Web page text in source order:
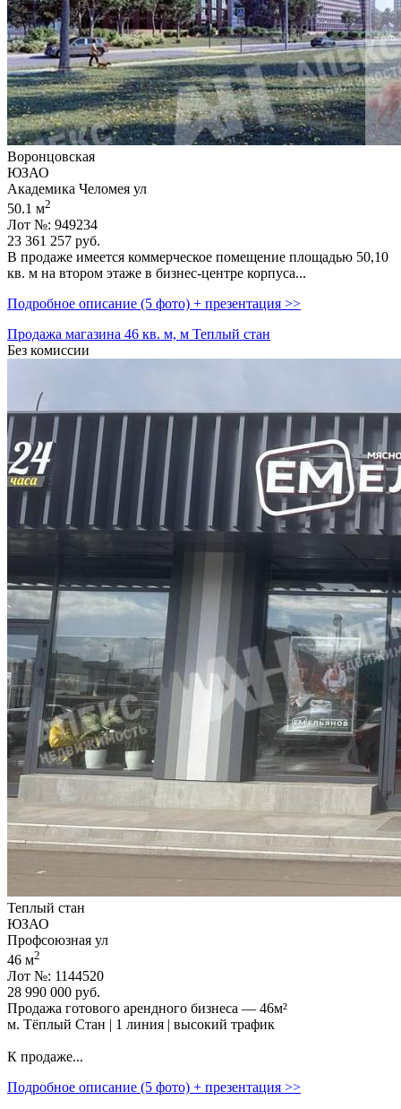
Воронцовская
ЮЗАО
Академика Челомея ул
50.1 м2
Лот №: 949234
23 361 257 руб.
В продаже имеется коммерческое помещение площадью 50,­10
кв. м на втором этаже в бизнес-центре корпуса...
Подробное описание (5 фото) + презентация >>
Продажа магазина 46 кв. м, м Теплый стан
Без комиссии
Теплый стан
ЮЗАО
Профсоюзная ул
46 м2
Лот №: 1144520
28 990 000 руб.
Продажа готового арендного бизнеса — 46м²
м. Тёплый Стан | 1 линия | высокий трафик
К продаже...
Подробное описание (5 фото) + презентация >>